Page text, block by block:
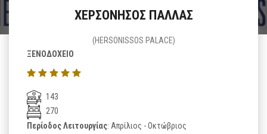
ΧΕΡΣΟΝΗΣΟΣ ΠΑΛΛΑΣ
(HERSONISSOS PALACE)
ΞΕΝΟΔΟΧΕΙΟ
143
270
Περίοδος Λειτουργίας: Απρίλιος - Οκτώβριος